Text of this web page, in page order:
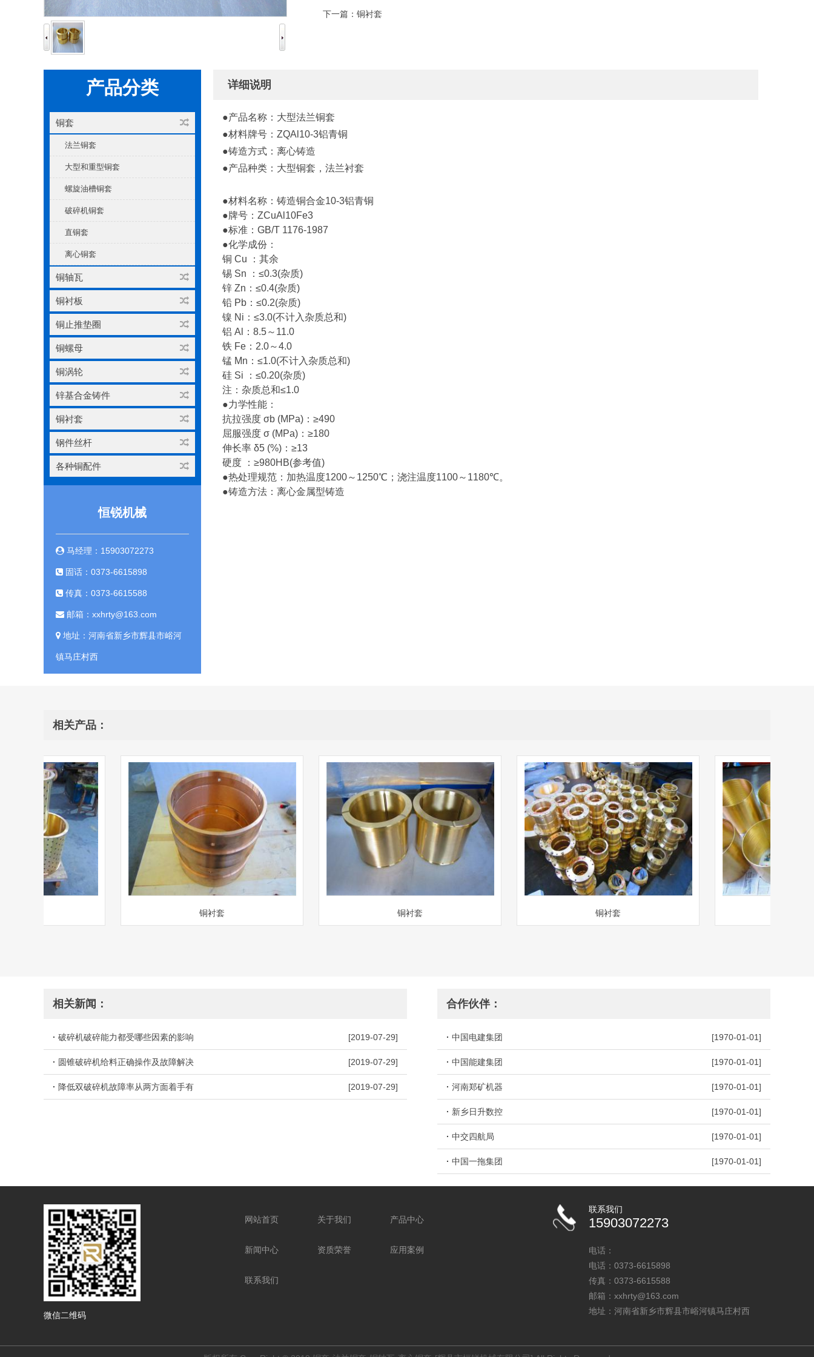
下一篇： 铜衬套
产品分类
铜套
法兰铜套
大型和重型铜套
螺旋油槽铜套
破碎机铜套
直铜套
离心铜套
铜轴瓦
铜衬板
铜止推垫圈
铜螺母
铜涡轮
锌基合金铸件
铜衬套
钢件丝杆
各种铜配件
恒锐机械
马经理：15903072273
固话：0373-6615898
传真：0373-6615588
邮箱：xxhrty@163.com
地址：河南省新乡市辉县市峪河
镇马庄村西
详细说明
●产品名称：大型法兰铜套
●材料牌号： ZQAl10-3铝青铜
●铸造方式：离心铸造
●产品种类：大型铜套，法兰衬套
●材料名称：铸造铜合金10-3铝青铜
●牌号： ZCuAl10Fe3
●标准： GB/T 1176-1987
●化学成份：
铜 Cu
：其余
锡 Sn ： ≤0.3(杂质)
锌 Zn ： ≤0.4(杂质)
铅 Pb ： ≤0.2(杂质)
镍 Ni ： ≤3.0(不计入杂质总和)
铝 Al ： 8.5～ 11.0
铁 Fe ： 2.0～4.0
锰 Mn ： ≤1.0(不计入杂质总和)
硅 Si ： ≤0.20(杂质)
注：杂质总和≤1.0
●力学性能：
抗拉强度 σb (MPa) ： ≥490
屈服强度 σ (MPa) ： ≥180
伸长率 δ5 (%) ： ≥13
硬度
： ≥980HB(参考值)
●热处理规范：加热温度1200～ 1250℃ ；浇注温度1100～ 1180℃。
●铸造方法：离心金属型铸造
相关产品：
铜衬套 铜衬套 铜衬套
铜衬套 铜衬套 铜衬套
相关新闻：
· 破碎机破碎能力都受哪些因素的影响 [2019-07-29]
· 圆锥破碎机给料正确操作及故障解决 [2019-07-29]
· 降低双破碎机故障率从两方面着手有 [2019-07-29]
合作伙伴：
· 中国电建集团 [1970-01-01]
· 中国能建集团 [1970-01-01]
· 河南郑矿机器 [1970-01-01]
· 新乡日升数控 [1970-01-01]
· 中交四航局 [1970-01-01]
· 中国一拖集团 [1970-01-01]
微信二维码
网站首页 关于我们 产品中心
新闻中心 资质荣誉 应用案例
联系我们
联系我们
15903072273
电话：
电话：0373-6615898
传真：0373-6615588
邮箱：xxhrty@163.com
地址：河南省新乡市辉县市峪河镇马庄村西